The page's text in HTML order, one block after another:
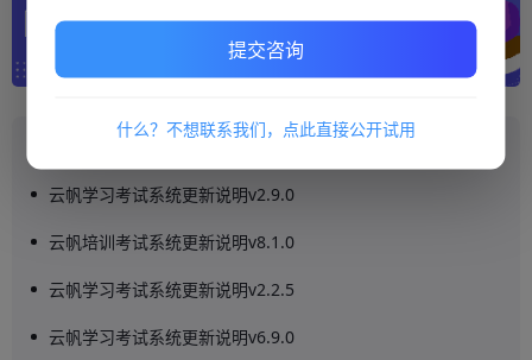
云帆学习考试系统更新说明v2.9.0
云帆培训考试系统更新说明v8.1.0
云帆学习考试系统更新说明v2.2.5
云帆学习考试系统更新说明v6.9.0
提交咨询
什么？不想联系我们，点此直接公开试用